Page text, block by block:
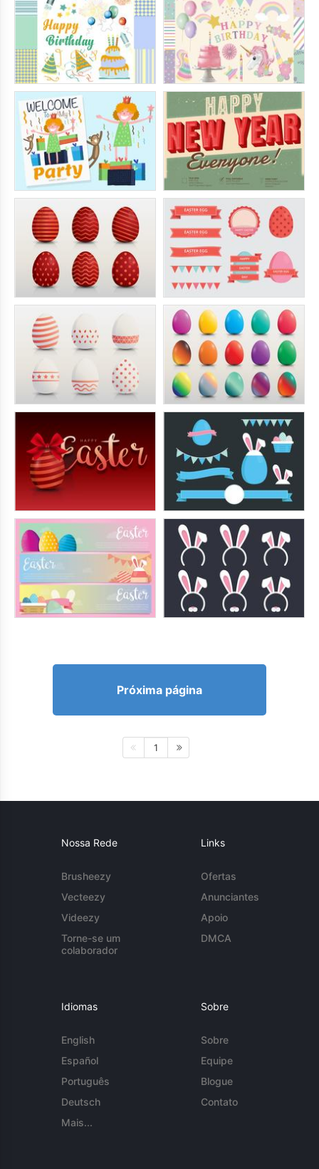
Próxima página
1
Nossa Rede
Brusheezy
Vecteezy
Videezy
Torne-se um
colaborador
Links
Ofertas
Anunciantes
Apoio
DMCA
Idiomas
English
Español
Português
Deutsch
Mais...
Sobre
Sobre
Equipe
Blogue
Contato